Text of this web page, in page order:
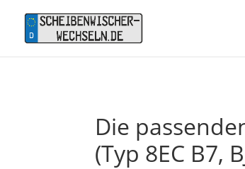
Die
(Typ 8EC B7,